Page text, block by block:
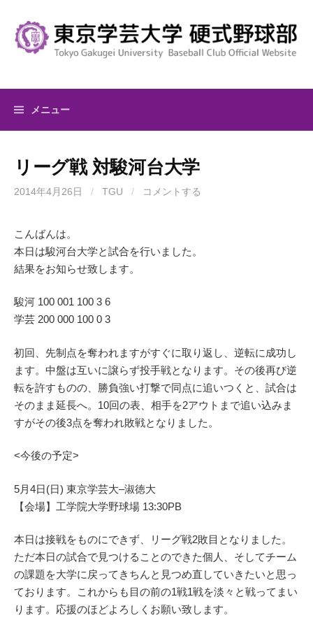
キ
メニュー
リーグ戦 対駿河台大学
2014年4月26日 / TGU / コメントする
こんばんは。
本日は駿河台大学と試合を行いました。
結果をお知らせ致します。
駿河 100 001 100 3 6
学芸 200 000 100 0 3
初回、先制点を奪われますがすぐに取り返し、逆転に成功し
ます。中盤は互いに譲らず投手戦となります。その後再び逆
転を許すものの、勝負強い打撃で同点に追いつくと、試合は
そのまま延長へ。10回の表、相手を2アウトまで追い込みま
すがその後3点を奪われ敗戦となりました。
<今後の予定>
5月4日(日) 東京学芸大–淑徳大
【会場】工学院大学野球場 13:30PB
本日は接戦をものにできず、リーグ戦2敗目となりました。
ただ本日の試合で見つけることのできた個人、そしてチーム
の課題を大学に戻ってきちんと見つめ直していきたいと思っ
ております。これからも目の前の1戦1戦を淡々と戦ってまい
ります。応援のほどよろしくお願い致します。